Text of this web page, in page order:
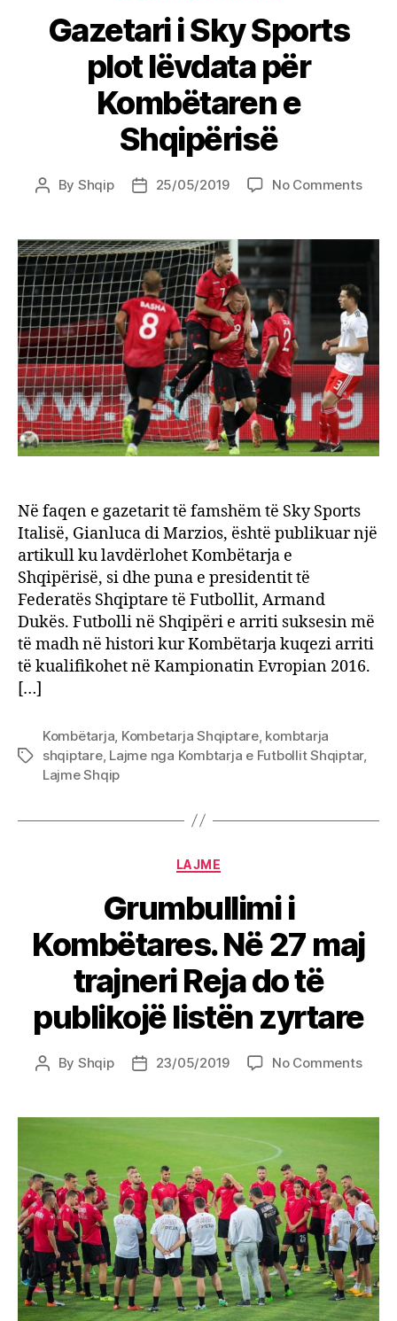
Gazetari i Sky Sports
plot lëvdata për
Kombëtaren e
Shqipërisë
Post
By Shqip
Post25/05/2019 No Commentson
Sky
për
e
Në faqen e gazetarit të famshëm të Sky Sports
Italisë, Gianluca di Marzios, është publikuar një
artikull ku lavdërlohet Kombëtarja e
Shqipërisë, si dhe puna e presidentit të
Federatës Shqiptare të Futbollit, Armand
Dukës. Futbolli në Shqipëri e arriti suksesin më
të madh në histori kur Kombëtarja kuqezi arriti
të kualifikohet në Kampionatin Evropian 2016.
[…]
Tags
Kombëtarja Kombetarja Shqiptare, kombtarja
shqiptare, Lajme nga Kombtarja e Futbollit Shqiptar,
Lajme Shqip
Categories
LAJME
Grumbullimi i
Kombëtares. Në 27 maj
trajneri Reja do të
publikojë listën zyrtare
Post
By Shqip
Post23/05/2019 No Commentson
Në
maj
Reja
do
të
listën